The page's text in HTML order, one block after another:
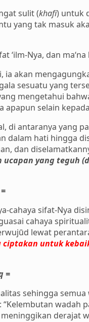
sulit (khafi) untuk
yang tak masuk
‘ilm-Nya, dan
akan
sesuatu yang
mengetahui
apapun selain
di antaranya yang
dalam hati hingga
dan
yang teguh
cahaya sifat-Nya
cahaya
lewat
untuk
=
sehingga
wadah
derajat